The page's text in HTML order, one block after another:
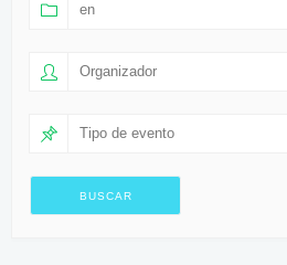
en
Organizador
Tipo de evento